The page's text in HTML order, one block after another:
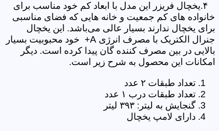
۴.یخچال فریزر این مدل با ابعاد کم خود مناسب برای
خانواده های کم جمعیت و خانه هایی که فضای مناسبی
برای یخچال ندارند بسیار عالی می‌باشد. این یخچال
جنرال الکتریک با مصرف انرژی A+ خود محبوبیت بسیار
بالایی در بین مصرف کننده گان پیدا کرده است. دیگر
امکانات این محصول به شرح زیر است.
تعداد طبقات ۲ عدد
تعداد طبقات درب ۱ عدد
گنجایش به لیتر: ۳۹۳ لیتر
دارای لامپ یخچال